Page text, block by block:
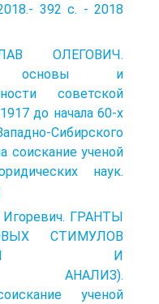
392 с. - 2018
ОЛЕГОВИЧ.
основы и
советской
до начала 60-х
Сибирского
соискание ученой
наук.
ГРАНТЫ
СТИМУЛОВ
И
АНАЛИЗ).
ученой